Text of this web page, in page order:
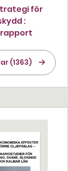
för
:
(1363)